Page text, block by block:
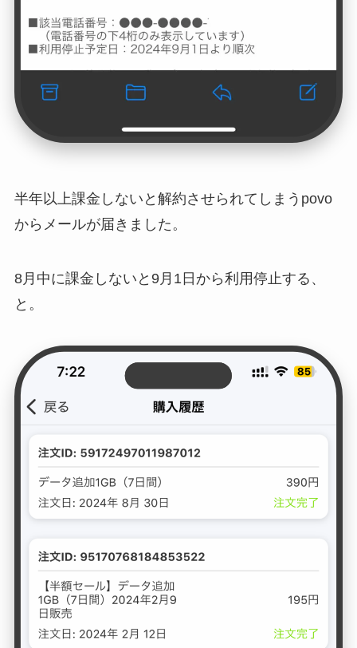
半年以上課金しないと解約させられてしまうpovo
からメールが届きました。
8月中に課金しないと9月1日から利用停止する、
と。